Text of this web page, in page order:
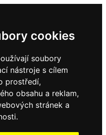
cookies
soubory
nástroje s cílem
prostředí,
obsahu a reklam,
stránek a